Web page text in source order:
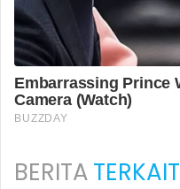
BERITATERKAIT